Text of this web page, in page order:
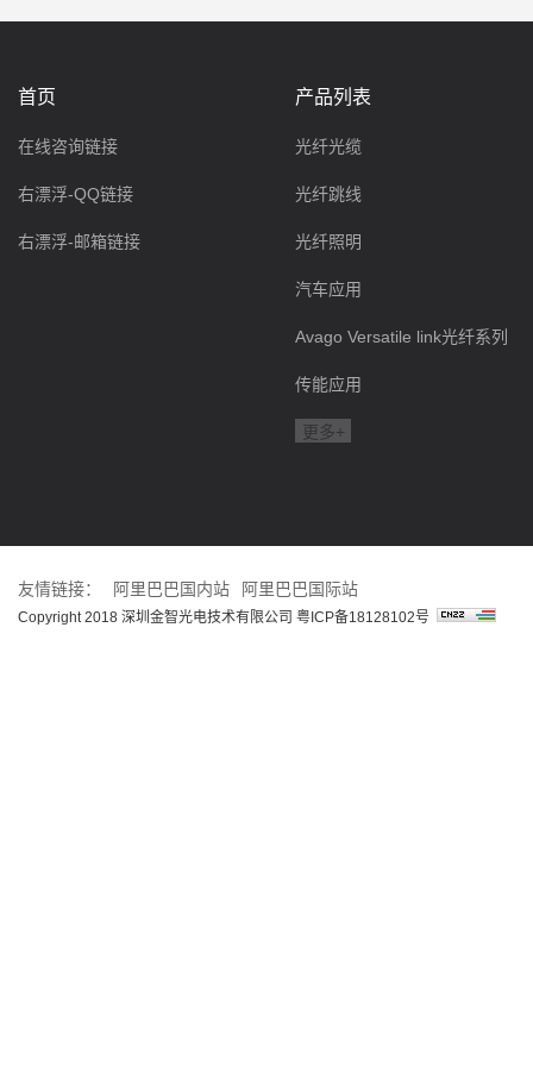
首页
在线咨询链接
右漂浮-QQ链接
右漂浮-邮箱链接
产品列表
光纤光缆
光纤跳线
光纤照明
汽车应用
Avago Versatile link光纤系列
传能应用
更多+
友情链接： 阿里巴巴国内站 阿里巴巴国际站
Copyright 2018 深圳金智光电技术有限公司 粤ICP备18128102号